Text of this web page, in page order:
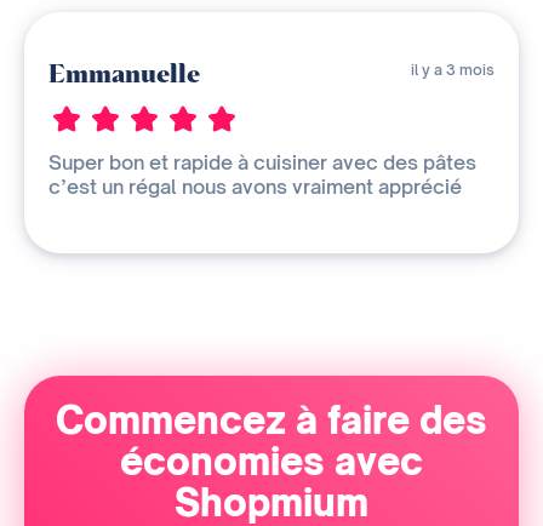
Emmanuelle il y a 3 mois
Super bon et rapide à cuisiner avec des pâtes
c’est un régal nous avons vraiment apprécié
Commencez à faire des
économies avec
Shopmium